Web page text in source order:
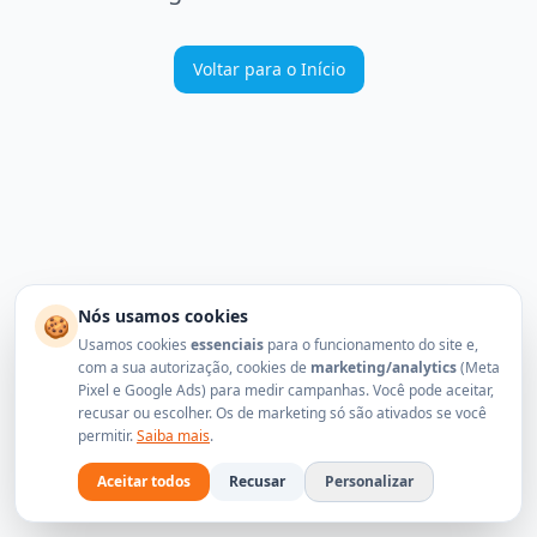
Voltar para o Início
🍪 Nós usamos cookies
Usamos cookies essenciais para o funcionamento do site e,
com a sua autorização, cookies de marketing/analytics(Meta
Pixel e Google Ads) para medir campanhas. Você pode aceitar,
recusar ou escolher. Os de marketing só são ativados se você
permitir.Saiba mais.
Aceitar todos Recusar Personalizar